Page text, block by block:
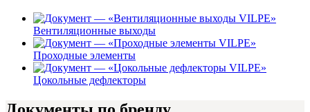
Вентиляционные выходы
Проходные элементы
Цокольные дефлекторы